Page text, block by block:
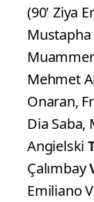
(90' Ziya
Muammer
Mehmet
Onaran,
Dia Saba,
Angielski
Çalımbay
Emiliano